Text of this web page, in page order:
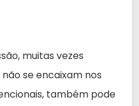
muitas vezes
se encaixam nos
também pode